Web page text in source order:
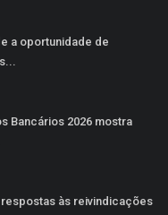
a oportunidade de
Bancários 2026 mostra
respostas às reivindicações